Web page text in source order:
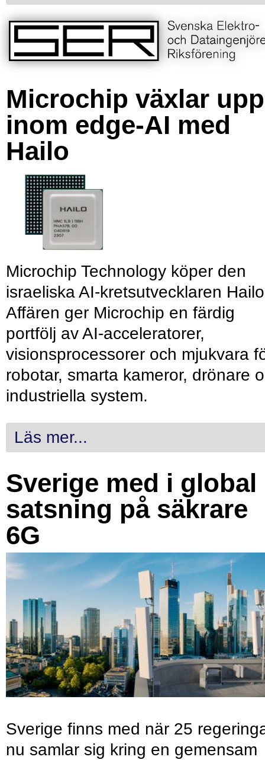
Microchip växlar upp
inom edge-AI med
Hailo
Microchip Technology köper den
israeliska AI-kretsutvecklaren
Affären ger Microchip en färdig
portfölj av AI-acceleratorer,
visionsprocessorer och mjukvara
robotar, smarta kameror, drönare
industriella system.
Läs mer...
Sverige med i global
satsning på säkrare
6G
Sverige finns med när 25
nu samlar sig kring en gemensam